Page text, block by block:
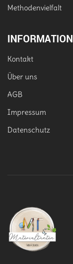
Methodenvielfalt
INFORMATION
Kontakt
Über uns
AGB
Impressum
Datenschutz